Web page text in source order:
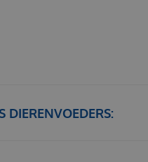
DIERENVOEDERS: